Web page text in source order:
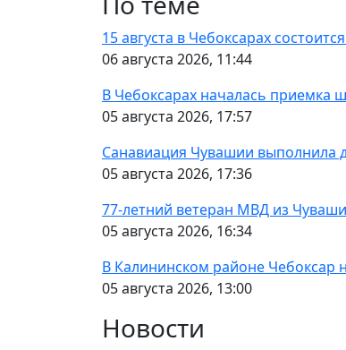
15 августа в Чебоксарах
06 августа 2026, 11:44
В Чебоксарах началась приемка
05 августа 2026, 17:57
Санавиация Чувашии выполнила
05 августа 2026, 17:36
77-летний ветеран МВД из
05 августа 2026, 16:34
В Калининском районе Чебоксар
05 августа 2026, 13:00
Новости